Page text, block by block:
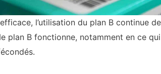
l’utilisation du plan B continue
plan B fonctionne, notamment en ce